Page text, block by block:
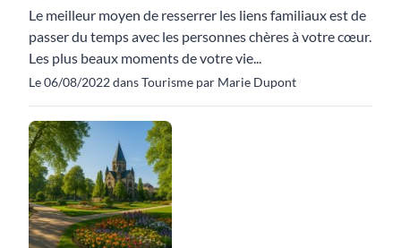
Le meilleur moyen de resserrer les liens familiaux est de
passer du temps avec les personnes chères à votre cœur.
Les plus beaux moments de votre vie...
Le 06/08/2022 dans Tourisme par Marie Dupont